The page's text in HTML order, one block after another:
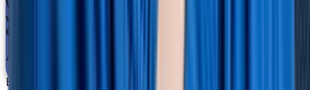
Was für eine Top-Einführung: In 4 Wochen lief alles,
was wir brauchten.
Christoph Peschke
Assistent der Geschäftsführung
Biker's Point